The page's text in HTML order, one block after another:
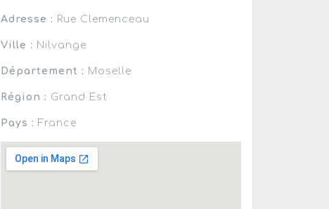
Adresse : Rue Clemenceau
Ville : Nilvange
Département : Moselle
Région : Grand Est
Pays : France